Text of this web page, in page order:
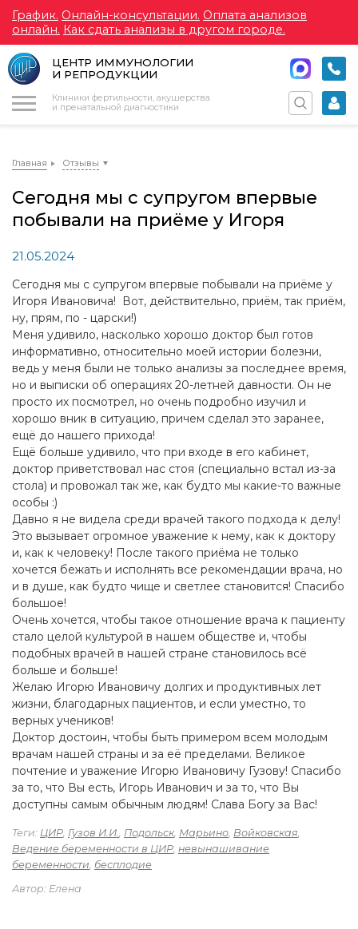
График. Онлайн-консультации. Оплата анализов
онлайн. Как сдать анализы в другом городе.
ЦЕНТР ИММУНОЛОГИИ
И РЕПРОДУКЦИИ
Клиники фертильности, акушерства
и пренатальной диагностики
Главная Отзывы
Сегодня мы с супругом впервые
побывали на приёме у Игоря
21.05.2024
Сегодня мы с супругом впервые побывали на приёме у
Игоря Ивановича! Вот, действительно, приём, так приём,
ну, прям, по - царски!)
Меня удивило, насколько хорошо доктор был готов
информативно, относительно моей истории болезни,
ведь у меня были не только анализы за последнее время,
но и выписки об операциях 20-летней давности. Он не
просто их посмотрел, но очень подробно изучил и
хорошо вник в ситуацию, причем сделал это заранее,
ещё до нашего прихода!
Ещё больше удивило, что при входе в его кабинет,
доктор приветствовал нас стоя (специально встал из-за
стола) и провожал так же, как будто мы какие-то важные
особы :)
Давно я не видела среди врачей такого подхода к делу!
Это вызывает огромное уважение к нему, как к доктору
и, как к человеку! После такого приёма не только
хочется бежать и исполнять все рекомендации врача, но
и в душе, как будто чище и светлее становится! Спасибо
большое!
Очень хочется, чтобы такое отношение врача к пациенту
стало целой культурой в нашем обществе и, чтобы
подобных врачей в нашей стране становилось всё
больше и больше!
Желаю Игорю Ивановичу долгих и продуктивных лет
жизни, благодарных пациентов, и если уместно, то
верных учеников!
Доктор достоин, чтобы быть примером всем молодым
врачам нашей страны и за её пределами. Великое
почтение и уважение Игорю Ивановичу Гузову! Спасибо
за то, что Вы есть, Игорь Иванович и за то, что Вы
доступны самым обычным людям! Слава Богу за Вас!
Теги: ЦИР, Гузов И.И., Подольск, Марьино, Войковская,
Ведение беременности в ЦИР, невынашивание
беременности, бесплодие
Автор: Елена